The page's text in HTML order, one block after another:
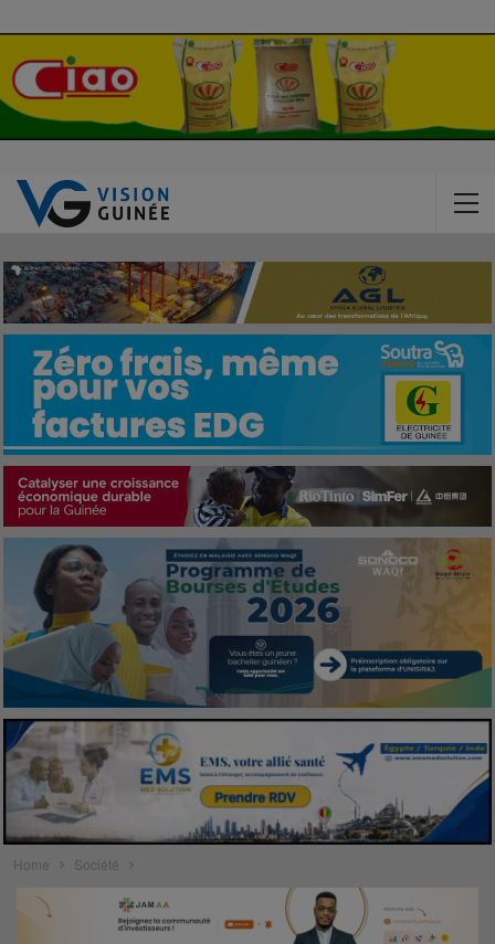
Home Société